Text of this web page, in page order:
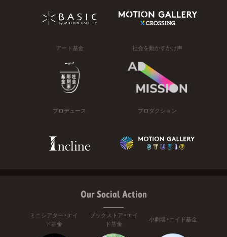
アート基金 社会を動かすかけ声
プロデュース プロダクション
Our Social Action
ミニシアター・エイ
ド基金
ブックストア・エイ
ド基金
小劇場・エイド基金